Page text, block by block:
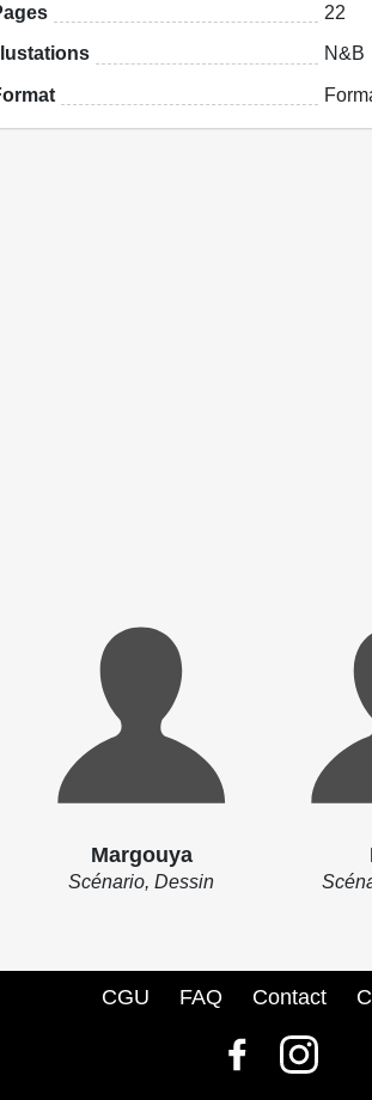
22
Illustations N&B
Margouya
Scénario, Dessin
CGU FAQ Contact